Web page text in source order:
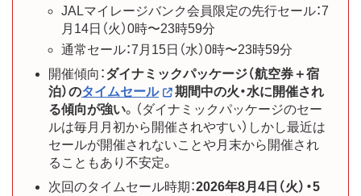
JALマイレージバンク会員限定の先行セール：7
月14日（火）0時〜23時59分
通常セール：7月15日（水）0時〜23時59分
開催傾向：ダイナミックパッケージ（航空券＋宿
泊）のタイムセール
期間中の火・水に開催され
る傾向が強い。（ダイナミックパッケージのセー
ルは毎月月初から開催されやすい）しかし最近は
セールが開催されないことや月末から開催され
ることもあり不安定。
次回のタイムセール時期：2026年8月4日（火）・5